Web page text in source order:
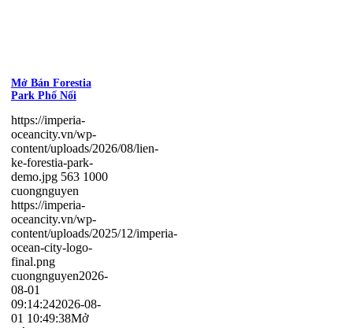
Mở Bán Forestia
Park Phố Nối
https://imperia-
oceancity.vn/wp-
content/uploads/2026/08/lien-
ke-forestia-park-
demo.jpg 563 1000
cuongnguyen
https://imperia-
oceancity.vn/wp-
content/uploads/2025/12/imperia-
ocean-city-logo-
final.png
cuongnguyen2026-
08-01
09:14:242026-08-
01 10:49:38Mở